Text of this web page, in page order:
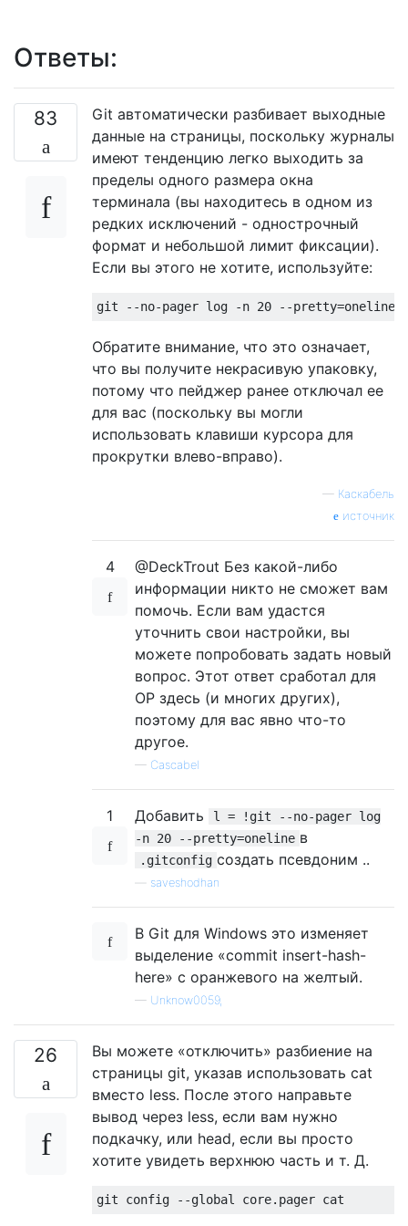
Ответы:
83
Git автоматически разбивает выходные
данные на страницы, поскольку журналы
имеют тенденцию легко выходить за
пределы одного размера окна
терминала (вы находитесь в одном из
редких исключений - однострочный
формат и небольшой лимит фиксации).
Если вы этого не хотите, используйте:
Обратите внимание, что это означает,
что вы получите некрасивую упаковку,
потому что пейджер ранее отключал ее
для вас (поскольку вы могли
использовать клавиши курсора для
прокрутки влево-вправо).
— Каскабель
источник
4
@DeckTrout Без какой-либо
информации никто не сможет вам
помочь. Если вам удастся
уточнить свои настройки, вы
можете попробовать задать новый
вопрос. Этот ответ сработал для
OP здесь (и многих других),
поэтому для вас явно что-то
другое.
— Cascabel
1 Добавить
l = !git --no-pager log
-n 20 --pretty=oneline в
.gitconfig создать псевдоним ..
saveshodhan
В Git для Windows это изменяет
выделение «commit insert-hash-
here» с оранжевого на желтый.
— Unknow0059,
26
Вы можете «отключить» разбиение на
страницы git, указав использовать cat
вместо less. После этого направьте
вывод через less, если вам нужно
подкачку, или head, если вы просто
хотите увидеть верхнюю часть и т. Д.